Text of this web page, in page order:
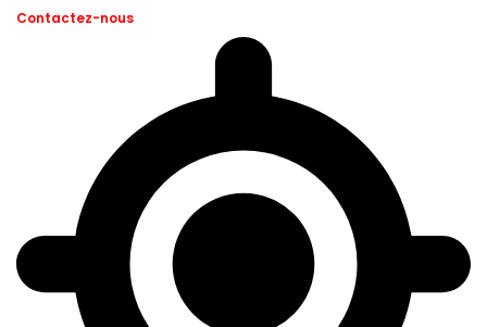
Contactez-nous